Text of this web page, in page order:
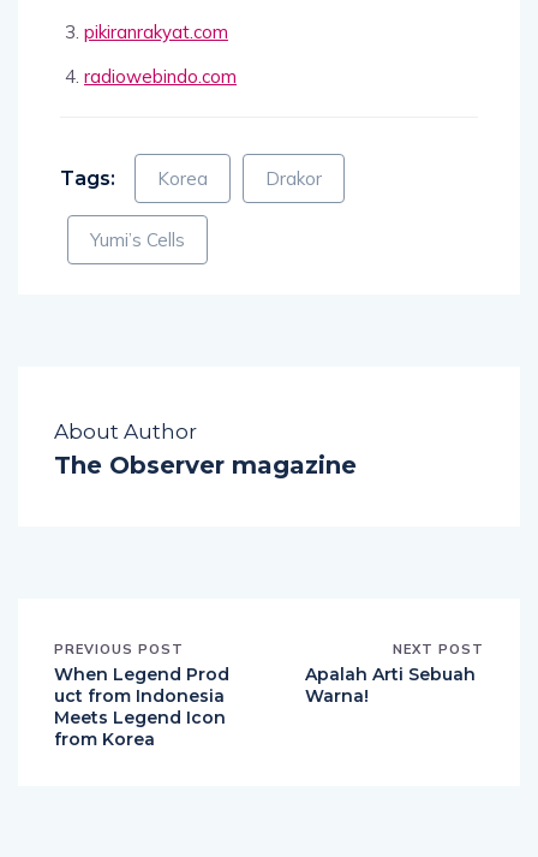
pikiranrakyat.com
radiowebindo.com
Tags: Korea Drakor
Yumi’s Cells
About Author
The Observer magazine
PREVIOUS POST
When Legend Prod
uct from Indonesia
Meets Legend Icon
from Korea
NEXT POST
Apalah Arti Sebuah
Warna!